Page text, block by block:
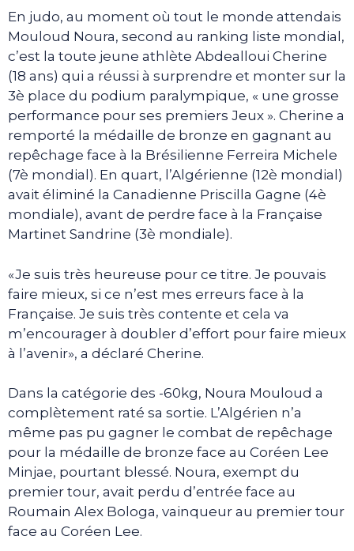
En judo, au moment où tout le monde attendais
Mouloud Noura, second au ranking liste mondial,
c’est la toute jeune athlète Abdealloui Cherine
(18 ans) qui a réussi à surprendre et monter sur la
3è place du podium paralympique, « une grosse
performance pour ses premiers Jeux ». Cherine a
remporté la médaille de bronze en gagnant au
repêchage face à la Brésilienne Ferreira Michele
(7è mondial). En quart, l’Algérienne (12è mondial)
avait éliminé la Canadienne Priscilla Gagne (4è
mondiale), avant de perdre face à la Française
Martinet Sandrine (3è mondiale).
«Je suis très heureuse pour ce titre. Je pouvais
faire mieux, si ce n’est mes erreurs face à la
Française. Je suis très contente et cela va
m’encourager à doubler d’effort pour faire mieux
à l’avenir», a déclaré Cherine.
Dans la catégorie des -60kg, Noura Mouloud a
complètement raté sa sortie. L’Algérien n’a
même pas pu gagner le combat de repêchage
pour la médaille de bronze face au Coréen Lee
Minjae, pourtant blessé. Noura, exempt du
premier tour, avait perdu d’entrée face au
Roumain Alex Bologa, vainqueur au premier tour
face au Coréen Lee.